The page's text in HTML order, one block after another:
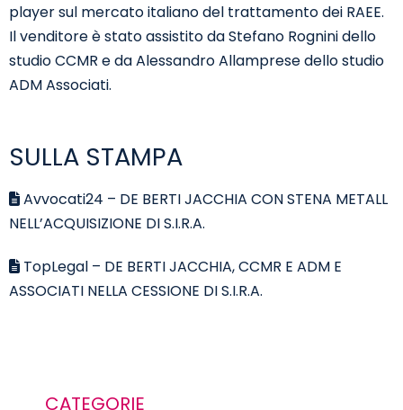
player sul mercato italiano del trattamento dei RAEE.
Il venditore è stato assistito da Stefano Rognini dello
studio CCMR e da Alessandro Allamprese dello studio
ADM Associati.
SULLA STAMPA
Avvocati24 – DE BERTI JACCHIA CON STENA METALL
NELL’ACQUISIZIONE DI S.I.R.A.
TopLegal – DE BERTI JACCHIA, CCMR E ADM E
ASSOCIATI NELLA CESSIONE DI S.I.R.A.
CATEGORIE